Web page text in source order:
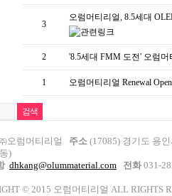
3
오럼머티리얼, 8.5세대
2 '8.5세대 FMM 도전' 오럼
1 오럼머티리얼 Renewal
오럼머티리얼 주소 (17085) 경기도 용
)
dhkang@olummaterial.com 전화 031-
© 2015 오럼머티리얼 ALL RIGHTS